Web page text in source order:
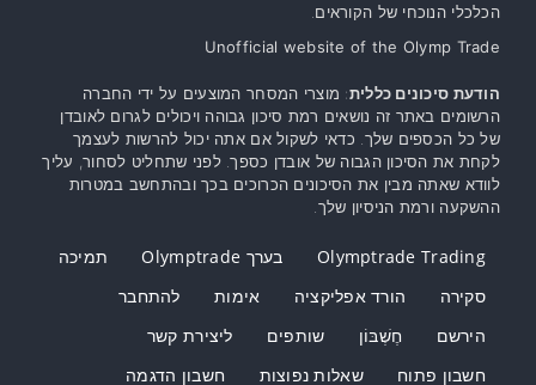
הכלכלי הנוכחי של הקוראים.
Unofficial website of the Olymp Trade
הודעת סיכונים כללית: מוצרי המסחר המוצעים על ידי החברה
הרשומים באתר זה נושאים רמת סיכון גבוהה ויכולים לגרום לאובדן
של כל הכספים שלך. כדאי לשקול אם אתה יכול להרשות לעצמך
לקחת את הסיכון הגבוה של אובדן כספך. לפני שתחליט לסחור, עליך
לוודא שאתה מבין את הסיכונים הכרוכים בכך ובהתחשב במטרות
ההשקעה ורמת הניסיון שלך.
Olymptrade Trading בערך Olymptrade
תמיכה
סקירה
הורד אפליקציה אימות
להתחבר
הירשם
חֶשְׁבּוֹן שותפים
ליצירת קשר
חשבון פתוח
שאלות נפוצות חשבון הדגמה